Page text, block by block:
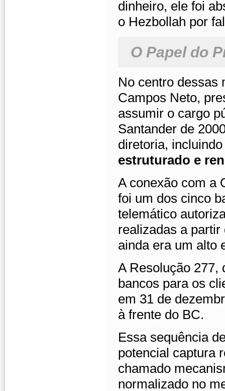
dinheiro, ele foi
o Hezbollah por
O Papel do
No centro dessas
Campos Neto,
assumir o cargo
Santander de
diretoria,
estruturado e
A conexão com a
foi um dos cinco
telemático
realizadas a
ainda era um alto
A Resolução 277,
bancos para os
em 31 de
à frente do BC.
Essa sequência
potencial captura
chamado
normalizado no